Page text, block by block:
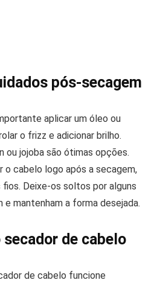
pós-secagem
aplicar um óleo ou
o frizz e adicionar brilho.
ou jojoba são ótimas opções.
o cabelo logo após a secagem,
Deixe-os soltos por alguns
mantenham a forma desejada.
de cabelo
de cabelo funcione